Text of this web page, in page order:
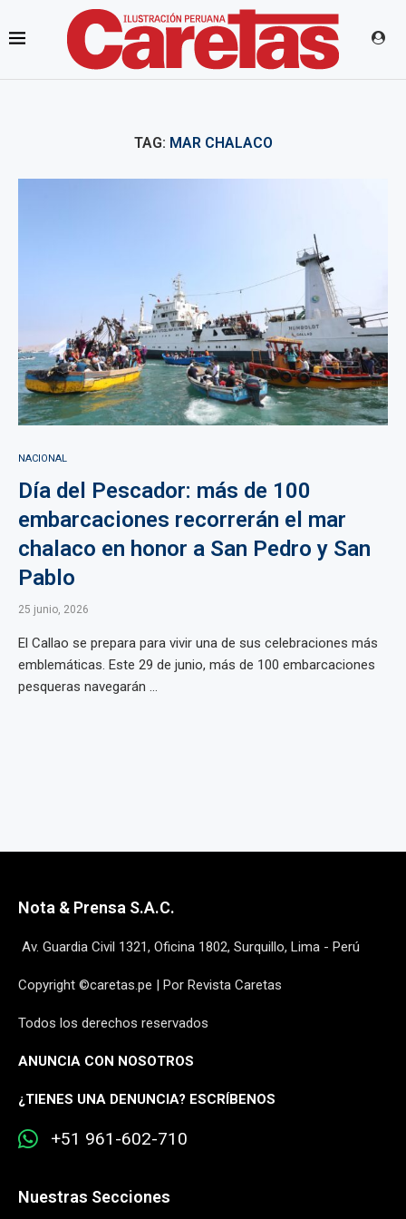
TAG: MAR CHALACO
NACIONAL
Día del Pescador: más de 100
embarcaciones recorrerán el mar
chalaco en honor a San Pedro y San
Pablo
25 junio, 2026
El Callao se prepara para vivir una de sus celebraciones más
emblemáticas. Este 29 de junio, más de 100 embarcaciones
pesqueras navegarán ...
Nota & Prensa S.A.C.
Av. Guardia Civil 1321, Oficina 1802, Surquillo, Lima - Perú
Copyright ©caretas.pe | Por Revista Caretas
Todos los derechos reservados
ANUNCIA CON NOSOTROS
¿TIENES UNA DENUNCIA? ESCRÍBENOS
+51 961-602-710
Nuestras Secciones